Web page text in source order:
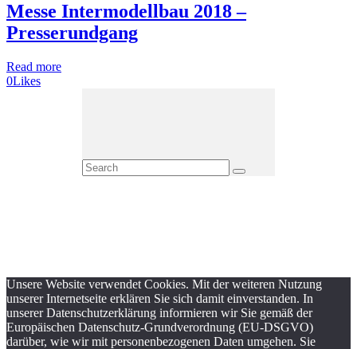
Messe Intermodellbau 2018 –
Presserundgang
Read more
0Likes
Unsere Website verwendet Cookies. Mit der weiteren Nutzung
unserer Internetseite erklären Sie sich damit einverstanden. In
unserer Datenschutzerklärung informieren wir Sie gemäß der
Europäischen Datenschutz-Grundverordnung (EU-DSGVO)
darüber, wie wir mit personenbezogenen Daten umgehen. Sie